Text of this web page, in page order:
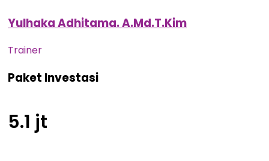
Yulhaka Adhitama. A.Md.T.Kim
Trainer
Paket Investasi
5.1 jt